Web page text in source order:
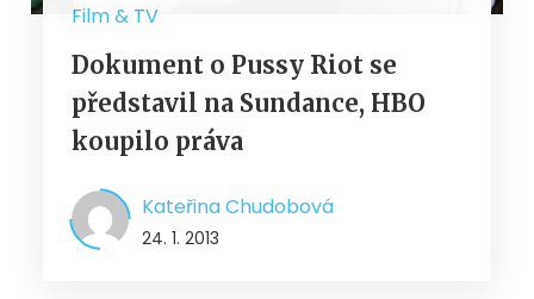
Film & TV
Dokument o Pussy Riot se
představil na Sundance, HBO
koupilo práva
Kateřina Chudobová
24. 1. 2013